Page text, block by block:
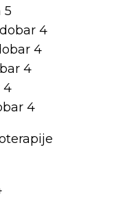
5
4
4
4
4
4